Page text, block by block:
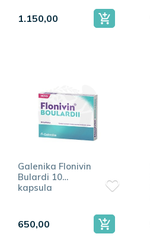
1.150,00
Galenika Flonivin
Bulardi 10
kapsula
650,00